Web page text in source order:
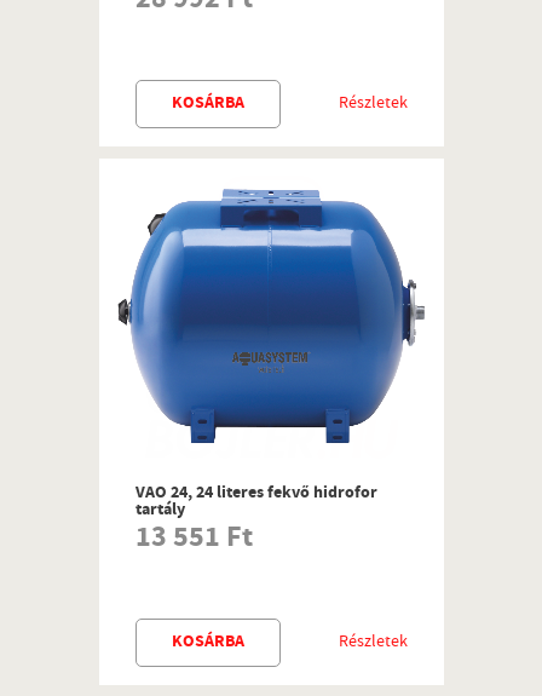
Részletek
KOSÁRBA
VAO 24, 24 literes fekvő hidrofor
tartály
13 551 Ft
Részletek
KOSÁRBA